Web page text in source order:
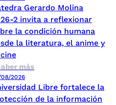
Gerardo Molina
2 invita a reflexionar
la condición humana
la literatura, el anime y
más
2026
Libre fortalece la
de la información